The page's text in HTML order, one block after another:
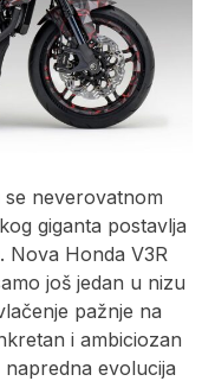
neverovatnom
giganta postavlja
Nova Honda V3R
još jedan u nizu
pažnje na
i ambiciozan
evolucija